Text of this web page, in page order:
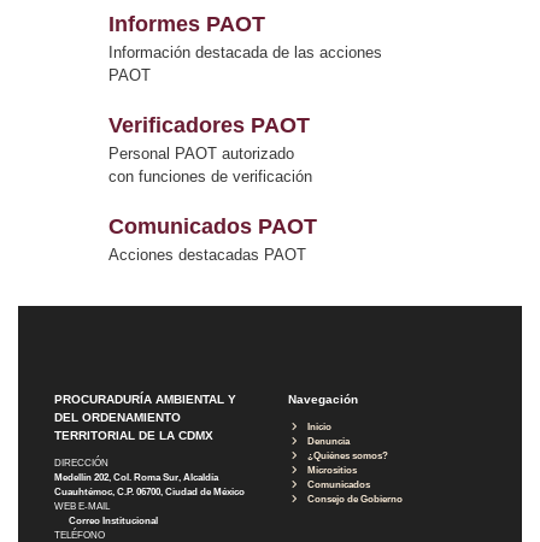
Informes PAOT
Información destacada de las acciones
PAOT
Verificadores PAOT
Personal PAOT autorizado
con funciones de verificación
Comunicados PAOT
Acciones destacadas PAOT
PROCURADURÍA AMBIENTAL Y
DEL ORDENAMIENTO
TERRITORIAL DE LA CDMX
DIRECCIÓN
Medellín 202, Col. Roma Sur, Alcaldía
Cuauhtémoc, C.P. 06700, Ciudad de México
WEB E-MAIL
Correo Institucional
TELÉFONO
Navegación
Inicio
Denuncia
¿Quiénes somos?
Micrositios
Comunicados
Consejo de Gobierno